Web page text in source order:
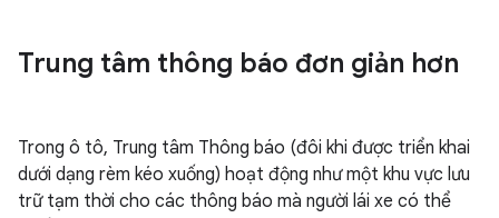
Trung tâm thông báo đơn giản hơn
Trong ô tô, Trung tâm Thông báo (đôi khi được triển khai
dưới dạng rèm kéo xuống) hoạt động như một khu vực lưu
trữ tạm thời cho các thông báo mà người lái xe có thể